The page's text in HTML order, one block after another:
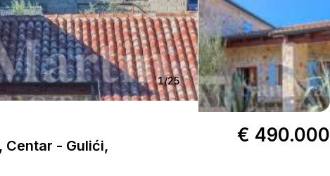
1/25
Centar - Gulići,
€ 490.000